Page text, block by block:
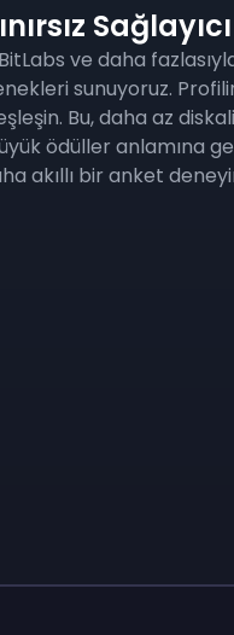
Sağlayıcı
ve daha
sunuyoruz.
Bu, daha az
ödüller anlamına
akıllı bir anket